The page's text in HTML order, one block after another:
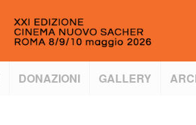
DONAZIONI GALLERY